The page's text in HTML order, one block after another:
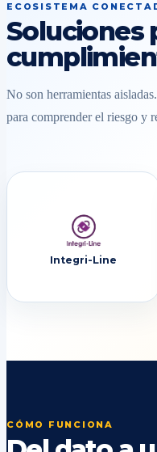
ECOSISTEMA
Soluciones
No son herramientas
para comprender el riesgo y
Integri-Line
CÓMO FUNCIONA